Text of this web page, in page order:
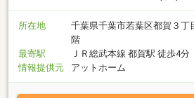
所在地
千葉県千葉市若葉区都賀３丁
階
最寄駅
ＪＲ総武本線 都賀駅 徒歩4分
情報提供元
アットホーム